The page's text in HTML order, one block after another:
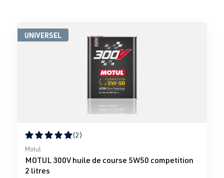
UNIVERSEL
Note moyenne de 5 sur 5 étoiles
(2)
Motul
MOTUL 300V huile de course 5W50 competition
2 litres